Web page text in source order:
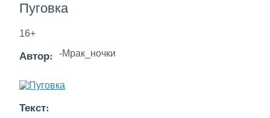
Пуговка
16+
Автор: -Мрак_ночки
Текст: